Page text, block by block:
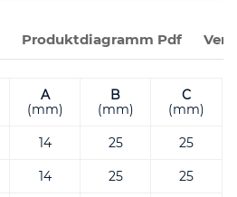
Produktdiagramm Pdf
A
(mm)
B
(mm)
C
(mm)
14 25
25
14 25
25